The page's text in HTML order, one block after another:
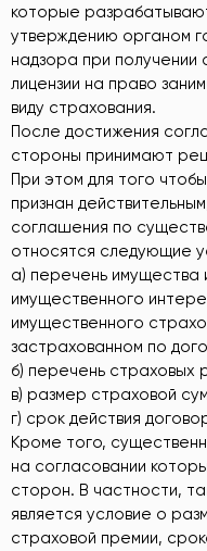
которые
утверждению органом
надзора при получении
лицензии на право
виду страхования.
После достижения
стороны принимают
При этом для того
признан
соглашения по
относятся следующие
а) перечень имущества
имущественного
имущественного
застрахованном по
б) перечень страховых
в) размер страховой
г) срок действия
Кроме того,
на согласовании
сторон. В частности,
является условие о
страховой премии,